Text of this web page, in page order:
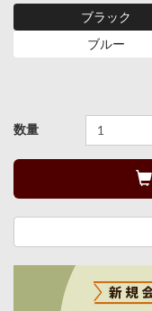
ブラック
ブルー
数量